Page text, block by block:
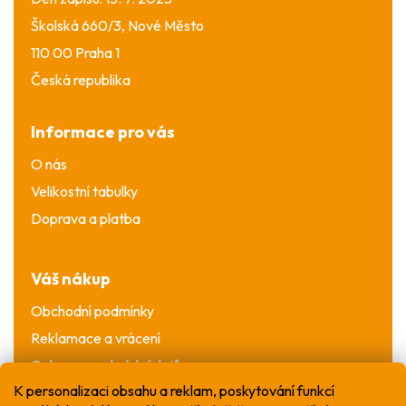
K personalizaci obsahu a reklam, poskytování funkcí
Školská 660/3, Nové Město
110 00 Praha 1
Česká republika
Informace pro vás
O nás
Velikostní tabulky
Doprava a platba
Váš nákup
Obchodní podmínky
Reklamace a vrácení
Ochrana osobních údajů